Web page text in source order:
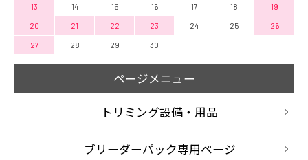
13 14 15 16 17 18 19
20 21 22 23 24 25 26
27 28 29 30
ページメニュー
トリミング設備・用品
ブリーダーパック専用ページ